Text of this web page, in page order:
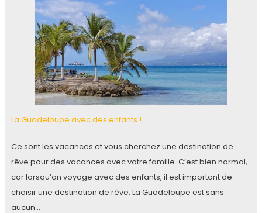
La Guadeloupe avec des enfants !
Ce sont les vacances et vous cherchez une destination de
rêve pour des vacances avec votre famille. C’est bien normal,
car lorsqu’on voyage avec des enfants, il est important de
choisir une destination de rêve. La Guadeloupe est sans
aucun…